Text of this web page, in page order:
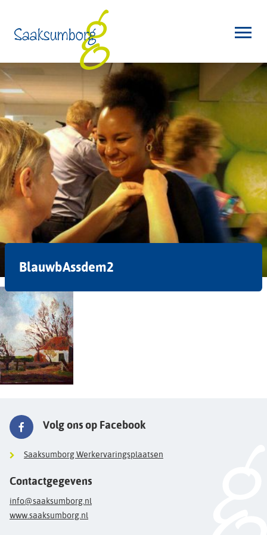
BlauwbAssdem2
Volg ons op Facebook
Saaksumborg Werkervaringsplaatsen
Contactgegevens
info@saaksumborg.nl
www.saaksumborg.nl